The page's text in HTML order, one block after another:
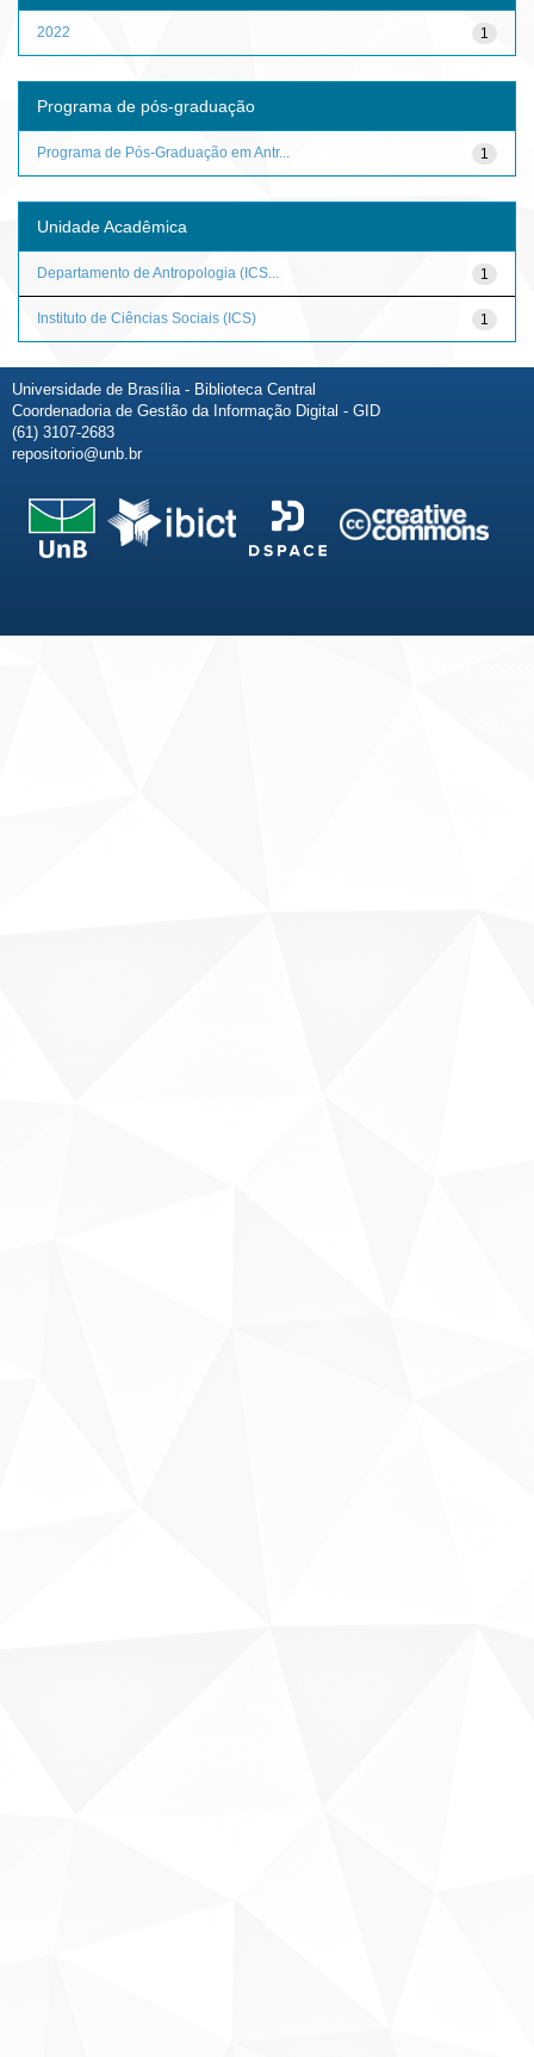
1
2022
Programa de pós-graduação
1
Programa de Pós-Graduação em Antr...
Unidade Acadêmica
1
Departamento de Antropologia (ICS...
1
Instituto de Ciências Sociais (ICS)
Universidade de Brasília - Biblioteca Central
Coordenadoria de Gestão da Informação Digital - GID
(61) 3107-2683
repositorio@unb.br